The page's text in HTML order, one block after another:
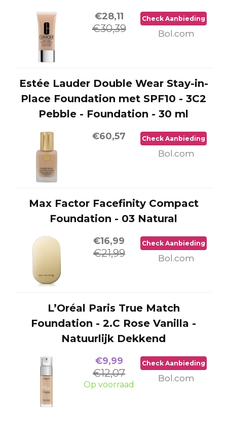
€28,11
€30,39
Check Aanbieding
Bol.com
Estée Lauder Double Wear Stay-in-
Place Foundation met SPF10 - 3C2
Pebble - Foundation - 30 ml
€60,57 Check Aanbieding
Bol.com
Max Factor Facefinity Compact
Foundation - 03 Natural
€16,99
€21,99
Check Aanbieding
Bol.com
L’Oréal Paris True Match
Foundation - 2.C Rose Vanilla -
Natuurlijk Dekkend
€9,99
€12,07
Op voorraad
Check Aanbieding
Bol.com